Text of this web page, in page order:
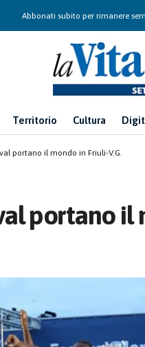
Abbonati subito per rimanere
Territorio Cultura
portano il mondo in Friuli-V.G.
portano il